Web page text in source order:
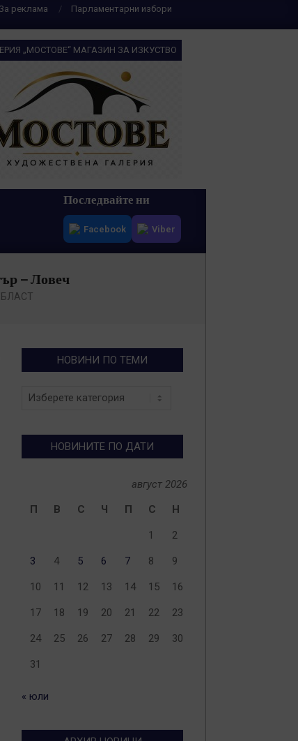
За реклама
Парламентарни избори
„МОСТОВЕ“ МАГАЗИН ЗА ИЗКУСТВО
Последвайте ни
Facebook Viber
– Ловеч
НОВИНИ ПО ТЕМИ
Новини
НОВИНИТЕ ПО ДАТИ
август 2026
П
В С Ч П С Н
1 2
3 4 5 6 7 8 9
10 11 12 13 14 15 16
17 18 19 20 21 22 23
24 25 26 27 28 29 30
31
« юли